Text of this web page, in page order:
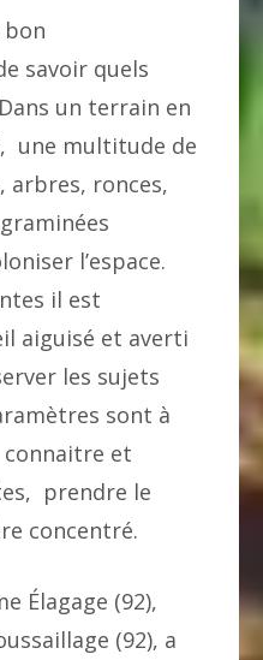
bon
savoir quels
un terrain en
une multitude de
arbres, ronces,
l’espace.
il est
aiguisé et averti
les sujets
sont à
et
prendre le
concentré.
Élagage (92),
(92), a